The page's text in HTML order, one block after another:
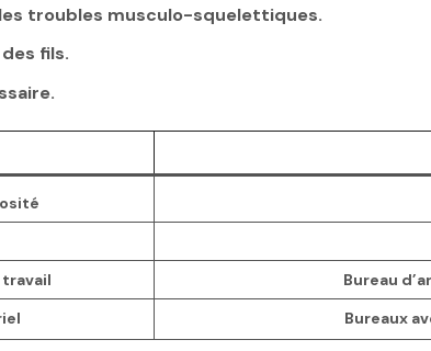
troubles musculo-squelettiques.
fils.
Bureau
Bureaux